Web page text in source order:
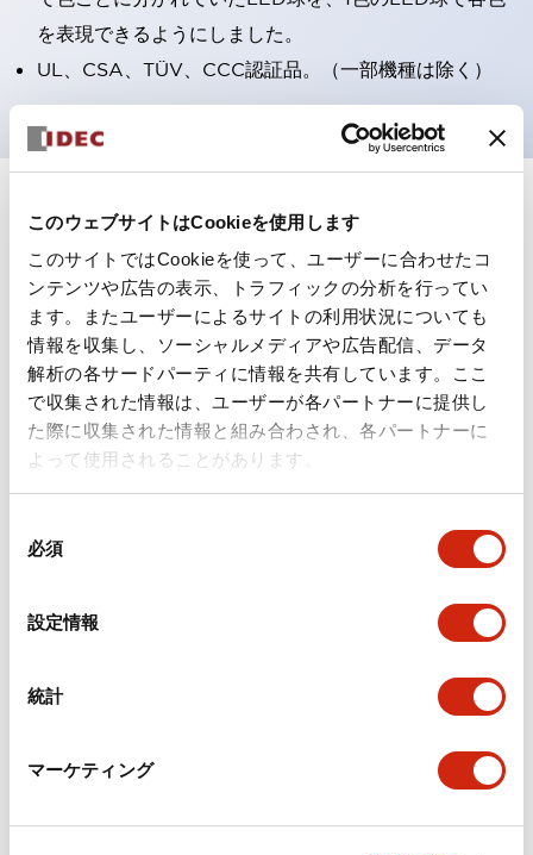
このウェブサイトはCookieを使用します
このサイトではCookieを使って、ユーザーに合わせたコ
ンテンツや広告の表示、トラフィックの分析を行ってい
ます。またユーザーによるサイトの利用状況についても
情報を収集し、ソーシャルメディアや広告配信、データ
解析の各サードパーティに情報を共有しています。ここ
で収集された情報は、ユーザーが各パートナーに提供し
た際に収集された情報と組み合わされ、各パートナーに
よって使用されることがあります。
必須
設定情報
統計
マーケティング
を表現できるようにしました。
UL、CSA、TÜV、CCC認証品。（一部機種は除く）
仕様
形状仕様
電気的仕様(照光部定格)
環境仕様
機能仕様